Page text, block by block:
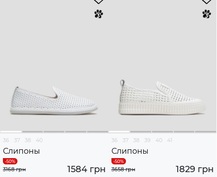
36 37 38 40
Слипоны
1584 грн
3168 грн
36 37 38 39 40 41
Слипоны
1829 грн
3658 грн